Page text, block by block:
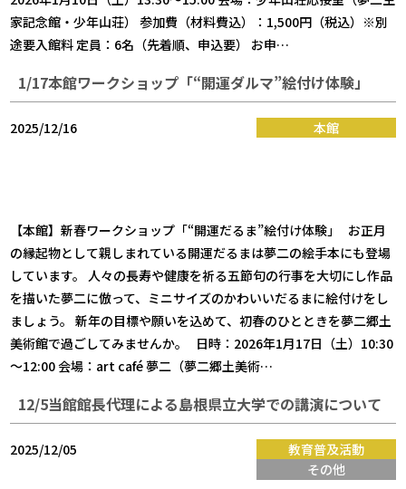
家記念館・少年山荘） 参加費（材料費込）：1,500円（税込）※別
途要入館料 定員：6名（先着順、申込要） お申…
1/17本館ワークショップ「“開運ダルマ”絵付け体験」
2025/12/16 本館
【本館】新春ワークショップ「“開運だるま”絵付け体験」 お正月
の縁起物として親しまれている開運だるまは夢二の絵手本にも登場
しています。 人々の長寿や健康を祈る五節句の行事を大切にし作品
を描いた夢二に倣って、ミニサイズのかわいいだるまに絵付けをし
ましょう。 新年の目標や願いを込めて、初春のひとときを夢二郷土
美術館で過ごしてみませんか。 日時：2026年1月17日（土）10:30
～12:00 会場：art café 夢二（夢二郷土美術…
12/5当館館長代理による島根県立大学での講演について
2025/12/05
教育普及活動
その他